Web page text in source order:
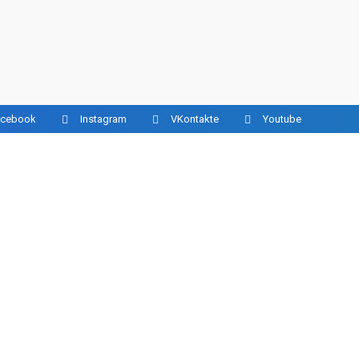
Instagram VKontakte Youtube